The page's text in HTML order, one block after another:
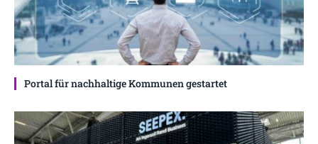
Portal für nachhaltige Kommunen gestartet